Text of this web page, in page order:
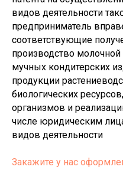
видов деятельности
предприниматель
соответствующие
производство
мучных кондитерских
продукции
биологических
организмов и
числе юридическим
видов деятельности
Закажите у нас